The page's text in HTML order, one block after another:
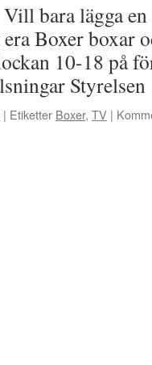
bara lägga
Boxer boxar
10-18 på
Styrelsen
| Etiketter Boxer, TV |